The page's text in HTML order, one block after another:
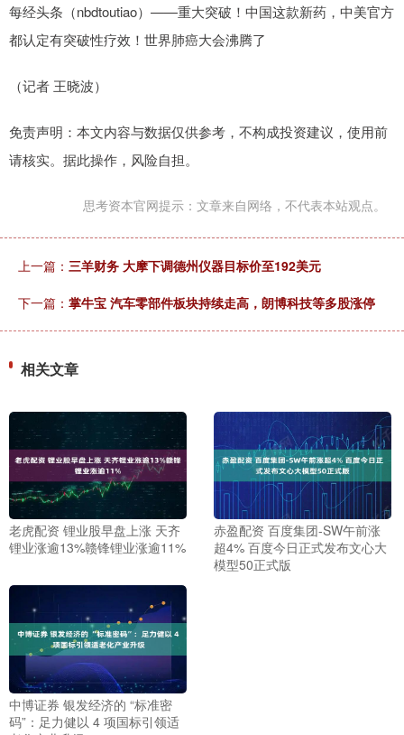
每经头条（nbdtoutiao）——重大突破！中国这款新药，中美官方
都认定有突破性疗效！世界肺癌大会沸腾了
（记者 王晓波）
免责声明：本文内容与数据仅供参考，不构成投资建议，使用前
请核实。据此操作，风险自担。
思考资本官网提示：文章来自网络，不代表本站观点。
上一篇： 三羊财务 大摩下调德州仪器目标价至192美元
下一篇： 掌牛宝 汽车零部件板块持续走高，朗博科技等多股涨停
相关文章
老虎配资 锂业股早盘上涨 天齐
锂业涨逾13%赣锋锂业涨逾11%
赤盈配资 百度集团-SW午前涨
超4% 百度今日正式发布文心大
模型50正式版
中博证券 银发经济的 “标准密
码”：足力健以 4 项国标引领适